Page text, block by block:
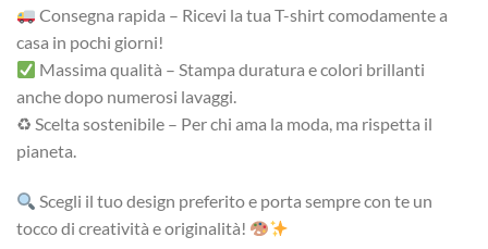
Consegna rapida – Ricevi la tua T-shirt comodamente a
casa in pochi giorni!
Massima qualità – Stampa duratura e colori brillanti
anche dopo numerosi lavaggi.
♻ Scelta sostenibile – Per chi ama la moda, ma rispetta il
pianeta.
Scegli il tuo design preferito e porta sempre con te un
tocco di creatività e originalità!